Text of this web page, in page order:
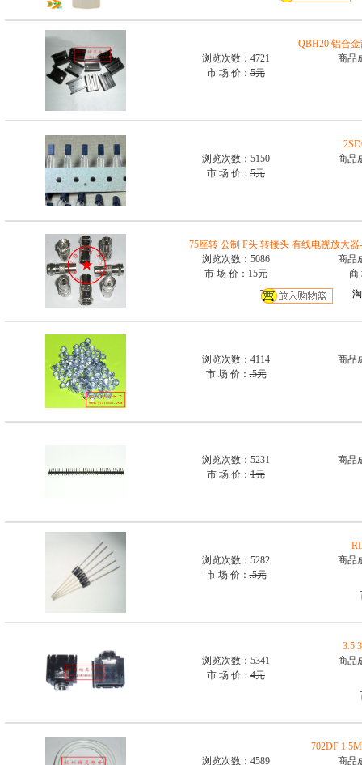
QBH20 铝合
浏览次数：4721
商品
市 场 价： 5元
浏览次数：5150
商品
市 场 价： 5元
75座转 公制 F头 转接头 有线电视放大
浏览次数：5086
商品
市 场 价： 15元
商
浏览次数：4114
商品
市 场 价：.5元
浏览次数：5231
商品
市 场 价： 1元
浏览次数：5282
商品
市 场 价：.5元
3.5
浏览次数：5341
商品
市 场 价： 4元
702DF
浏览次数：4589
商品